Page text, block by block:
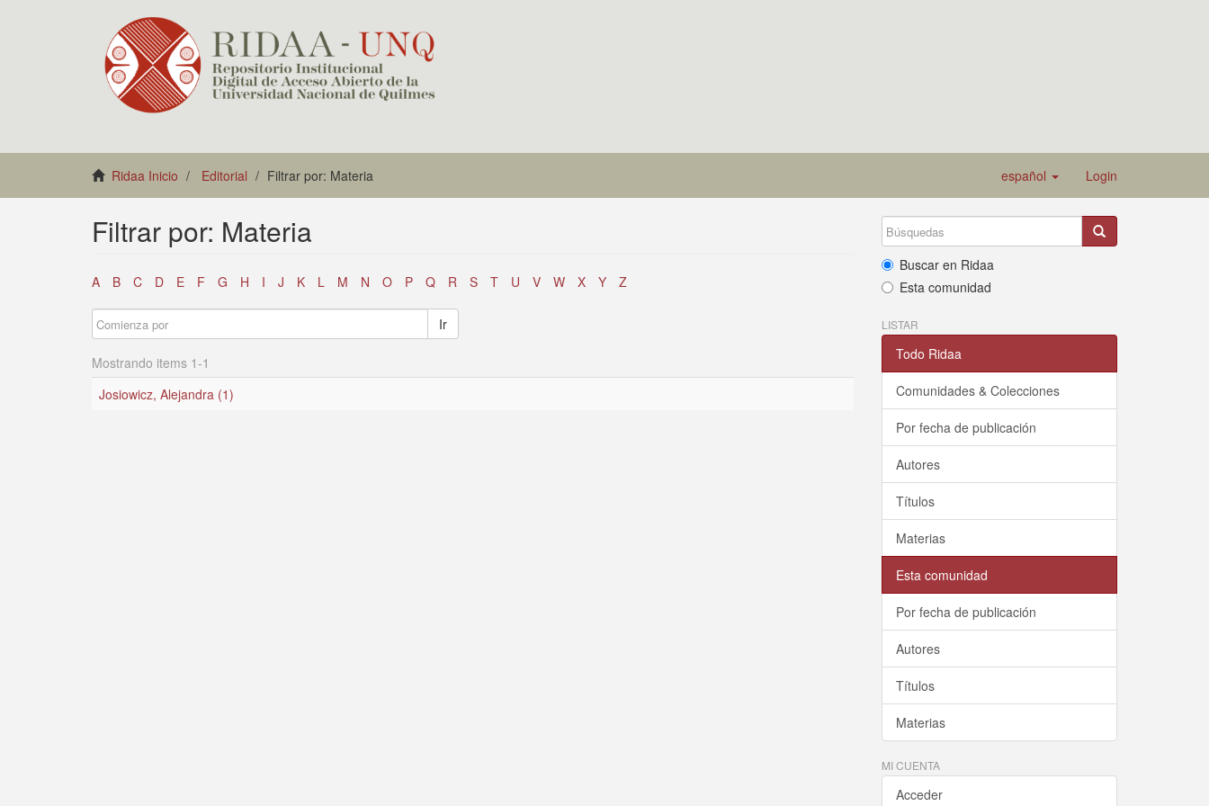
Ridaa Inicio Editorial Filtrar por: Materia español Login
Filtrar por: Materia
A B C D E F G H I J K L M N O P Q R S T U V W X Y Z
Ir
Mostrando items 1-1
Josiowicz, Alejandra (1)
Buscar en Ridaa
Esta comunidad
LISTAR
Todo Ridaa
Comunidades & Colecciones
Por fecha de publicación
Autores
Títulos
Materias
Esta comunidad
Por fecha de publicación
Autores
Títulos
Materias
MI CUENTA
Acceder